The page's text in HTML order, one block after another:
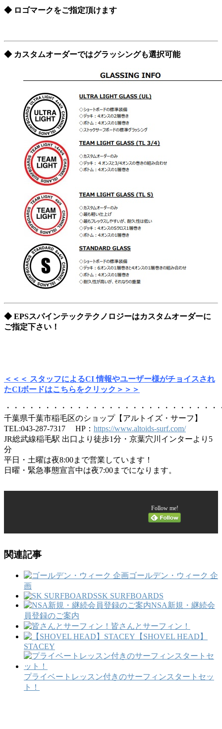
◆ ロゴマークをご指定頂けます
◆ カスタムオーダーではグラッシングも選択可能
◆ EPSスパインテックテクノロジーはカスタムオーダーに
ご指定下さい！
＜＜＜ スタッフによるCI 情報やユーザー様がチョイスされ
たCIボードはこちらをクリック＞＞＞
・・・・・・・・・・・・・・・・・・・・・・・・・・
千葉県千葉市稲毛区のショップ【アルトイズ・サーフ】
TEL:043-287-7317 HP： https://www.altoids-surf.com/
JR総武線稲毛駅 出口より徒歩1分・京葉穴川インターより5
分
平日・土曜は夜8:00まで営業しています！
日曜・緊急事態宣言中は夜7:00までになります。
Follow me!
関連記事
ゴールデン・ウィーク 企
画
SK SURFBOARDS
NSA新規・継続会
員登録のご案内
皆さんとサーフィン！
【SHOVEL HEAD】
STACEY
プライベートレッスン付きのサーフィンスタートセッ
ト！